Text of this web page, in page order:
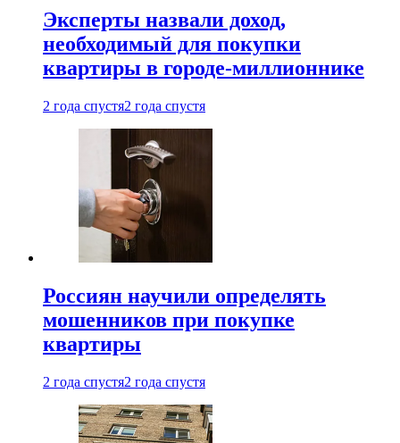
Эксперты назвали доход,
необходимый для покупки
квартиры в городе-миллионнике
2 года спустя2 года спустя
Россиян научили определять
мошенников при покупке
квартиры
2 года спустя2 года спустя